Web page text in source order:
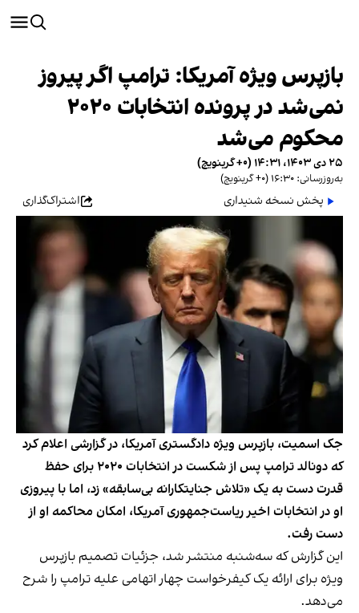
بازپرس ویژه آمریکا: ترامپ اگر پیروز
نمی‌شد در پرونده انتخابات ۲۰۲۰
محکوم می‌شد
۲۵ دی ۱۴۰۳، ۱۴:۳۱ (‎+۰ گرینویچ)
به‌روزرسانی: ۱۶:۳۰ (‎+۰ گرینویچ)
پخش نسخه شنیداری اشتراک‌گذاری
جک اسمیت، بازپرس ویژه دادگستری آمریکا، در گزارشی اعلام کرد
که دونالد ترامپ پس از شکست در انتخابات ۲۰۲۰ برای حفظ
قدرت دست به یک «تلاش جنایتکارانه بی‌سابقه» زد، اما با پیروزی
او در انتخابات اخیر ریاست‌جمهوری آمریکا، امکان محاکمه او از
دست رفت.
این گزارش که سه‌شنبه منتشر شد، جزئیات تصمیم بازپرس
ویژه برای ارائه یک کیفرخواست چهار اتهامی علیه ترامپ را شرح
می‌دهد.